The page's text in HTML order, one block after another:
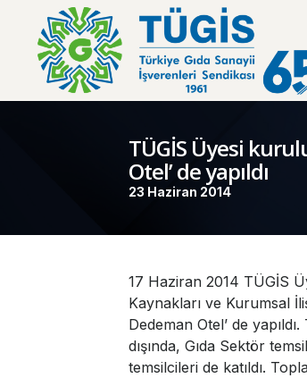
TÜGİS Üyesi
Otel’ de yapıldı
23 Haziran 2014
17 Haziran 2014 TÜGİS
Kaynakları ve Kurumsal
Dedeman Otel’ de
dışında, Gıda Sektör
temsilcileri de katıldı.